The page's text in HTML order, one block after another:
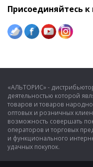
Присоединяйтесь к
«АЛЬТОРИС» -
деятельностью которой
товаров и товаров
оптовых и розничных
возможность совершать
операторов и торговых
и функционального
удачных покупок.